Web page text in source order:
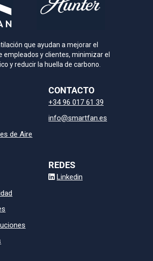
que ayudan a mejorar el
y clientes, minimizar el
y reducir la huella de carbono.
de Aire
CONTACTO
+34 96 017 61 39
info@smartfan.es
REDES
Linkedin